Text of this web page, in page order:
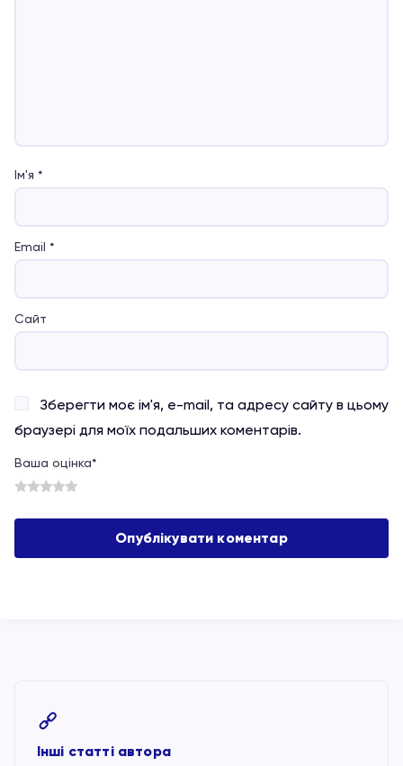
Ім'я *
Email *
Сайт
Зберегти моє ім'я, e-mail, та адресу сайту в цьому
браузері для моїх подальших коментарів.
Ваша оцінка*
4
3
2
1
Інші статті автора